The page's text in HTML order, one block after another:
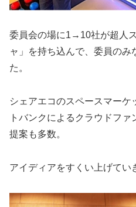
委員会の場に1→10社が超人
ャ」を持ち込んで、委員のみ
た。
シェアエコのスペースマーケ
トバンクによるクラウドフ
提案も多数。
アイディアをすくい上げてい